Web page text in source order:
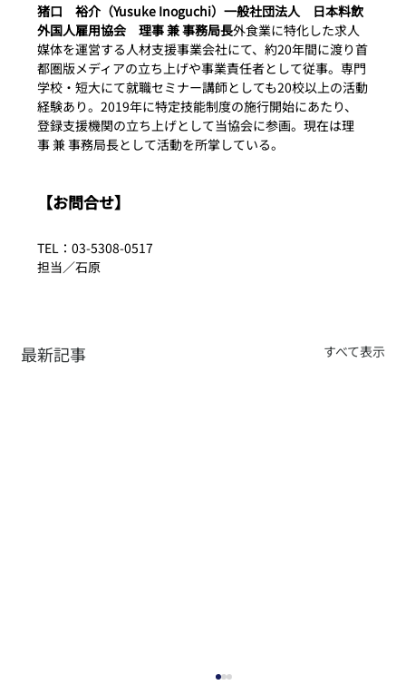
猪口　裕介（Yusuke Inoguchi）一般社団法人　日本料飲
外国人雇用協会　理事 兼 事務局長外食業に特化した求人
媒体を運営する人材支援事業会社にて、約20年間に渡り首
都圏版メディアの立ち上げや事業責任者として従事。専門
学校・短大にて就職セミナー講師としても20校以上の活動
経験あり。2019年に特定技能制度の施行開始にあたり、
登録支援機関の立ち上げとして当協会に参画。現在は理
事 兼 事務局長として活動を所掌している。
【お問合せ】
TEL：03-5308-0517
担当／石原
最新記事 すべて表示